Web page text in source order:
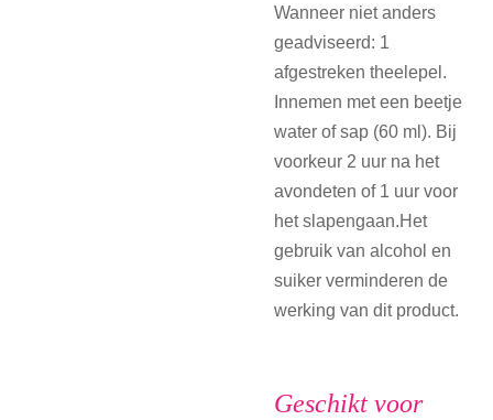
Wanneer niet anders
geadviseerd: 1
afgestreken theelepel.
Innemen met een beetje
water of sap (60 ml). Bij
voorkeur 2 uur na het
avondeten of 1 uur voor
het slapengaan.Het
gebruik van alcohol en
suiker verminderen de
werking van dit product.
Geschikt voor